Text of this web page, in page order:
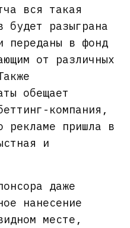
вся такая
будет разыграна
переданы в фонд
от различных
обещает
компания,
рекламе пришла в
и
даже
нанесение
месте,